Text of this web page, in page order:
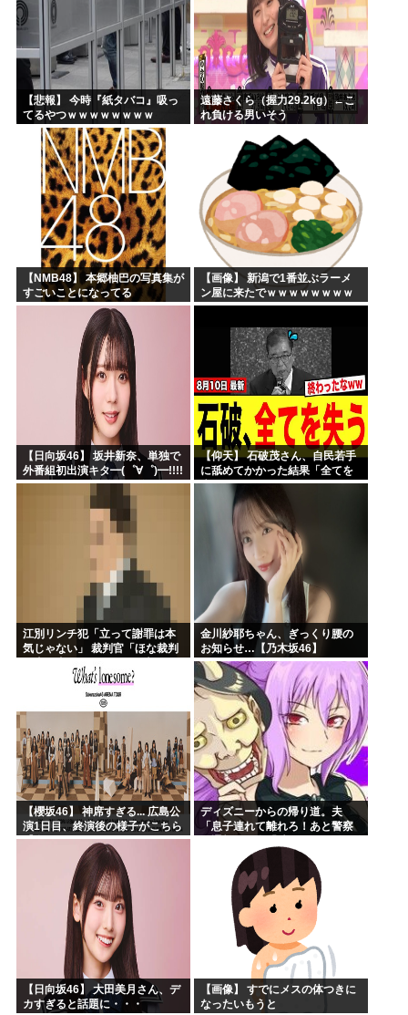
【悲報】 今時『紙タバコ』吸っ
てるやつｗｗｗｗｗｗｗｗ
遠藤さくら（握力29.2kg）←こ
れ負ける男いそう
【NMB48】 本郷柚巴の写真集が
すごいことになってる
【画像】 新潟で1番並ぶラーメ
ン屋に来たでｗｗｗｗｗｗｗｗ
【日向坂46】 坂井新奈、単独で
外番組初出演キタ━(゜∀゜)━!!!!
【仰天】 石破茂さん、自民若手
に舐めてかかった結果「全てを
失うｗｗｗｗｗ」
江別リンチ犯「立って謝罪は本
気じゃない」 裁判官「ほな裁判
ゃないな」
金川紗耶ちゃん、ぎっくり腰の
お知らせ…【乃木坂46】
【櫻坂46】 神席すぎる... 広島公
演1日目、終演後の様子がこちら
【全国ツアー2026 What’s
lonesome?】
ディズニーからの帰り道。夫
「息子連れて離れろ！あと警察
「どうしました！？」→トンデ
モナイことに…
【日向坂46】 大田美月さん、デ
カすぎると話題に・・・
【画像】 すでにメスの体つきに
なったいもうと